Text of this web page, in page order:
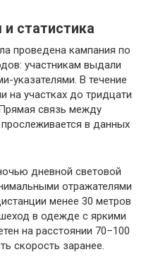
статистика
проведена кампания по
участникам выдали
указателями. В течение
на участках до тридцати
связь между
в данных
дневной световой
отражателями
менее 30 метров
в одежде с яркими
на расстоянии 70–100
скорость заранее.